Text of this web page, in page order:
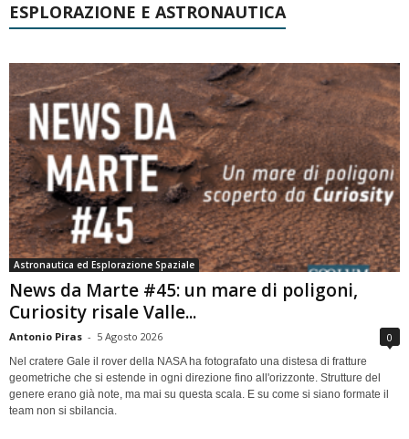
ESPLORAZIONE E ASTRONAUTICA
Astronautica ed Esplorazione Spaziale
News da Marte #45: un mare di poligoni,
Curiosity risale Valle...
Antonio Piras - 5 Agosto 2026 0
Nel cratere Gale il rover della NASA ha fotografato una distesa di fratture
geometriche che si estende in ogni direzione fino all'orizzonte. Strutture del
genere erano già note, ma mai su questa scala. E su come si siano formate il
team non si sbilancia.